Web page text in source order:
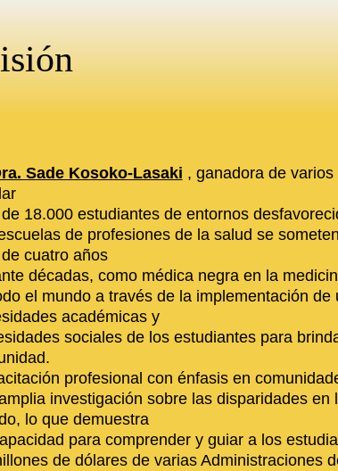
Sade Kosoko-Lasaki , ganadora de
18.000 estudiantes de entornos
de profesiones de la salud se
cuatro años
décadas, como médica negra en la
el mundo a través de la implementación
académicas y
sociales de los estudiantes para
profesional con énfasis en
investigación sobre las disparidades
lo que demuestra
para comprender y guiar a los
de dólares de varias Administraciones